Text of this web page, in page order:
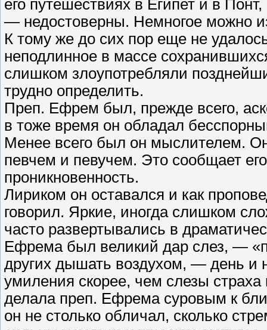
его путешествиях в Египет и в
— недостоверны. Немногое можно
К тому же до сих пор еще не
неподлинное в массе
слишком злоупотребляли
трудно определить.
Преп. Ефрем был, прежде всего,
в тоже время он обладал
Менее всего был он мыслителем.
певчем и певучем. Это сообщает
проникновенность.
Лириком он оставался и как
говорил. Яркие, иногда слишком
часто развертывались в
Ефрема был великий дар слез, —
других дышать воздухом, — день
умиления скорее, чем слезы
делала преп. Ефрема суровым к
он не столько обличал, сколько